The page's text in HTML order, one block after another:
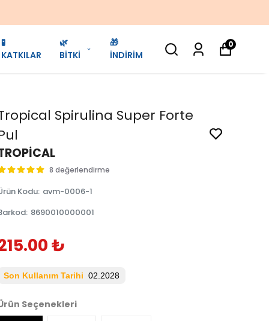
🧪
KATKILAR
🌿
BİTKİ
🎁
İNDİRİM
0
Spirulina Super Forte
8 değerlendirme
Kodu: avm-0006-1
: 8690010000001
₺
Son Kullanım Tarihi 02.2028
Seçenekleri